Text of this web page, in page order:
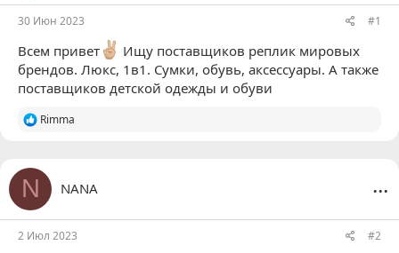
30 Июн 2023 #1
Всем привет
Ищу поставщиков реплик мировых
брендов. Люкс, 1в1. Сумки, обувь, аксессуары. А также
поставщиков детской одежды и обуви
Р
ц
и
:
Rimma
N NANA ...
2 Июл 2023 #2